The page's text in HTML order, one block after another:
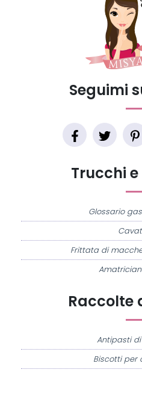
Raccolte
Antipasti
Biscotti per
Trucchi
Glossario
Frittata di
Seguimi